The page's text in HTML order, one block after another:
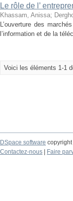
Le rôle de l’
Khassam, Anissa;
L’ouverture des
l’information et de la
Voici les éléments 1-1
DSpace software
Contactez-nous
Faire